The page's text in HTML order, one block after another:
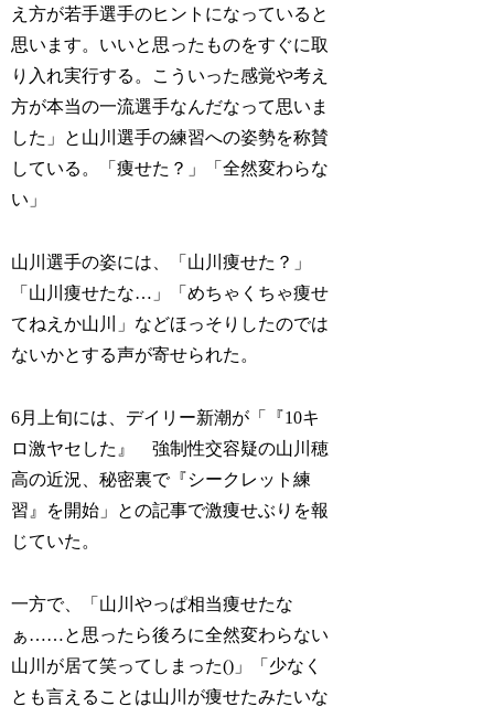
え方が若手選手のヒントになっていると
思います。いいと思ったものをすぐに取
り入れ実行する。こういった感覚や考え
方が本当の一流選手なんだなって思いま
した」と山川選手の練習への姿勢を称賛
している。「痩せた？」「全然変わらな
い」
山川選手の姿には、「山川痩せた？」
「山川痩せたな…」「めちゃくちゃ痩せ
てねえか山川」などほっそりしたのでは
ないかとする声が寄せられた。
6月上旬には、デイリー新潮が「『10キ
ロ激ヤセした』 強制性交容疑の山川穂
高の近況、秘密裏で『シークレット練
習』を開始」との記事で激痩せぶりを報
じていた。
一方で、「山川やっぱ相当痩せたな
ぁ……と思ったら後ろに全然変わらない
山川が居て笑ってしまった()」「少なく
とも言えることは山川が痩せたみたいな